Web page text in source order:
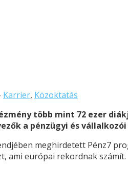
Karrier, Közoktatás
több mint 72 ezer
a pénzügyi és
meghirdetett Pénz7
ami európai rekordnak számít.